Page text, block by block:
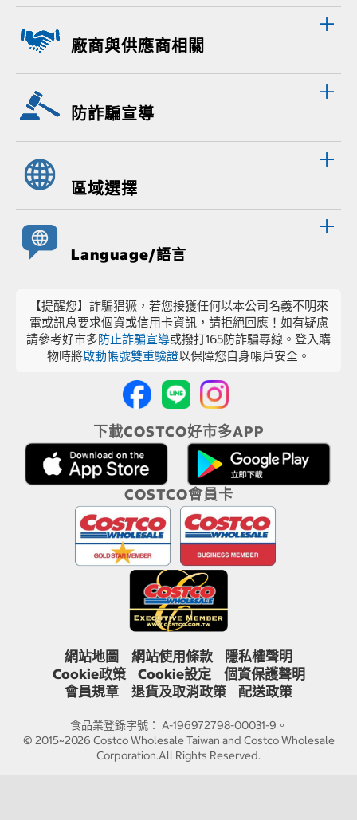
廠商與供應商相關
防詐騙宣導
區域選擇
Language/語言
【提醒您】詐騙猖獗，若您接獲任何以本公司名義不明來
電或訊息要求個資或信用卡資訊，請拒絕回應！如有疑慮
請參考好市多防止詐騙宣導或撥打165防詐騙專線。登入購
物時將啟動帳號雙重驗證以保障您自身帳戶安全。
下載COSTCO好市多APP
COSTCO會員卡
網站地圖 網站使用條款
隱私權聲明
Cookie政策
Cookie設定
個資保護聲明
會員規章
退貨及取消政策 配送政策
食品業登錄字號： A-196972798-00031-9。
© 2015~2026 Costco Wholesale Taiwan and Costco Wholesale
Corporation.All Rights Reserved.